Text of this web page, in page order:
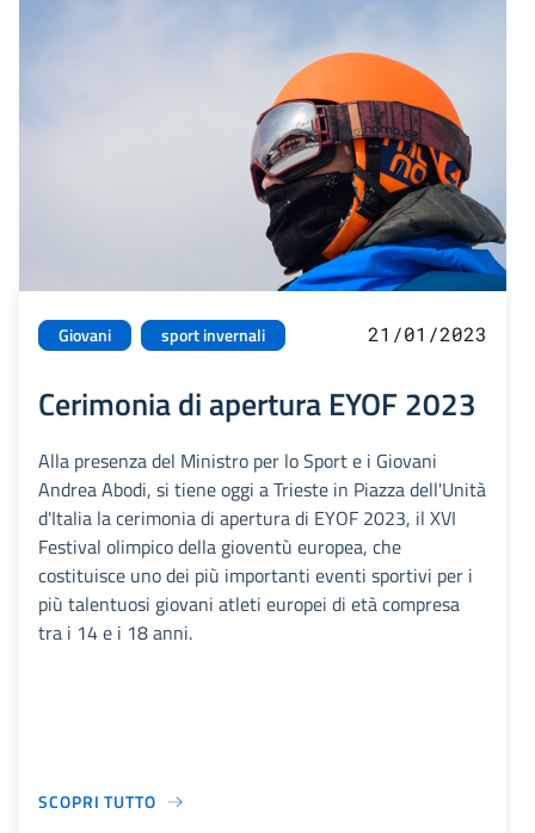
Giovani sport invernali 21/01/2023
Cerimonia di apertura EYOF 2023
Alla presenza del Ministro per lo Sport e i Giovani
Andrea Abodi, si tiene oggi a Trieste in Piazza dell'Unità
d'Italia la cerimonia di apertura di EYOF 2023, il XVI
Festival olimpico della gioventù europea, che
costituisce uno dei più importanti eventi sportivi per i
più talentuosi giovani atleti europei di età compresa
tra i 14 e i 18 anni.
SCOPRI TUTTO